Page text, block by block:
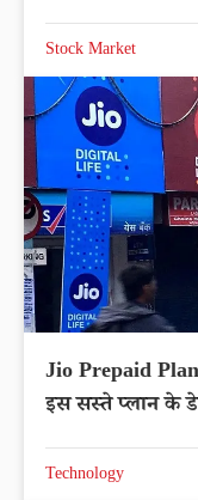
Stock Market
Jio Prepaid Plan
इस सस्ते प्लान के
Technology